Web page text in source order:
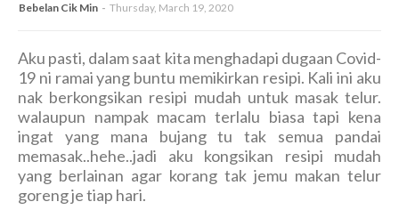
Bebelan Cik Min Thursday, March 19, 2020
Aku pasti, dalam saat kita menghadapi dugaan Covid-
19 ni ramai yang buntu memikirkan resipi. Kali ini aku
nak berkongsikan resipi mudah untuk masak telur.
walaupun nampak macam terlalu biasa tapi kena
ingat yang mana bujang tu tak semua pandai
memasak..hehe..jadi aku kongsikan resipi mudah
yang berlainan agar korang tak jemu makan telur
goreng je tiap hari.